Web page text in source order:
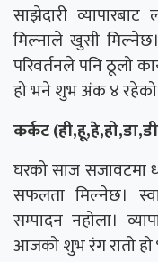
साझेदारी
मिल्नाले खुसी
परिवर्तनले पनि ठूलो
हो भने शुभ अंक ४
कर्कट
घरको साज
सफलता मिल्नेछ।
सम्पादन नहोला।
आजको शुभ रंग रातो